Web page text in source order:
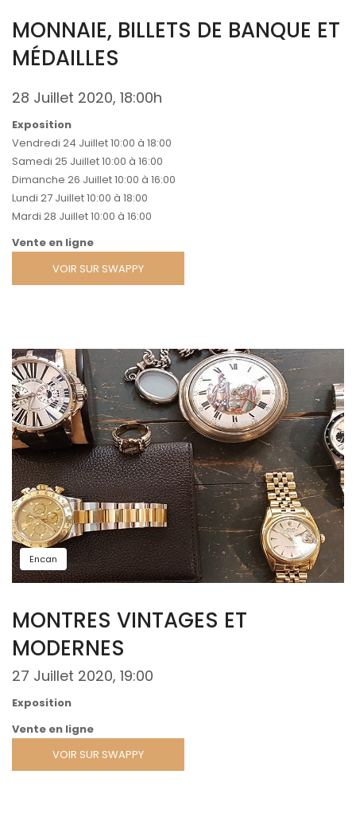
MONNAIE, BILLETS DE BANQUE ET
MÉDAILLES
28 Juillet 2020, 18:00h
Exposition
Vendredi 24 Juillet 10:00 à 18:00
Samedi 25 Juillet 10:00 à 16:00
Dimanche 26 Juillet 10:00 à 16:00
Lundi 27 Juillet 10:00 à 18:00
Mardi 28 Juillet 10:00 à 16:00
Vente en ligne
VOIR SUR SWAPPY
Encan
MONTRES VINTAGES ET
MODERNES
27 Juillet 2020, 19:00
Exposition
Vente en ligne
VOIR SUR SWAPPY